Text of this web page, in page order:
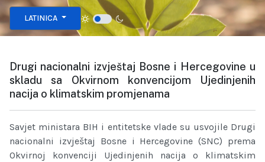
Izaberite vaš jezik
LATINICA
Drugi nacionalni izvještaj Bosne i Hercegovine u
skladu sa Okvirnom konvencijom Ujedinjenih
nacija o klimatskim promjenama
Savjet ministara BIH i entitetske vlade su usvojile Drugi
nacionalni izvještaj Bosne i Hercegovine (SNC) prema
Okvirnoj konvenciji Ujedinjenih nacija o klimatskim